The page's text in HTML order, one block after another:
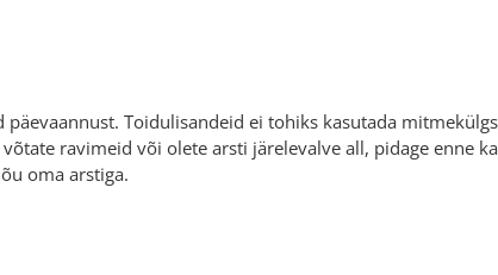
päevaannust. Toidulisandeid ei tohiks kasutada
ravimeid või olete arsti järelevalve all, pidage enne
oma arstiga.